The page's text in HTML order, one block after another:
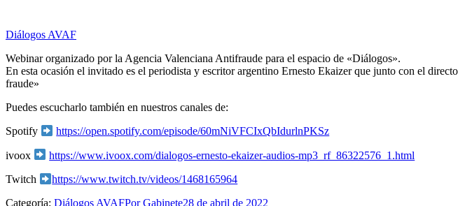
Diálogos AVAF
Webinar organizado por la Agencia Valenciana Antifraude para el espacio de «Diálogos».
En esta ocasión el invitado es el periodista y escritor argentino Ernesto Ekaizer que junto con el
fraude»
Puedes escucharlo también en nuestros canales de:
Spotify https://open.spotify.com/episode/60mNiVFCIxQbIdurlnPKSz
ivoox https://www.ivoox.com/dialogos-ernesto-ekaizer-audios-mp3_rf_86322576_1.html
Twitch
https://www.twitch.tv/videos/1468165964
Categoría: Diálogos AVAFPorGabinete28 de abril de 2022